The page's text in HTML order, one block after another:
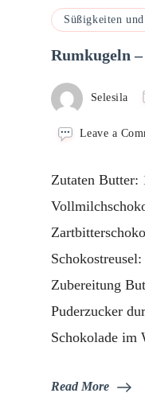
Süßigkeiten
Rumkugeln
Selesila
Leave a
Zutaten Butter:
Zubereitung
Puderzucker
Schokolade im
Read More